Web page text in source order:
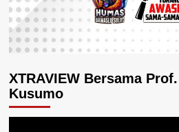
XTRAVIEW Bersama
Kusumo